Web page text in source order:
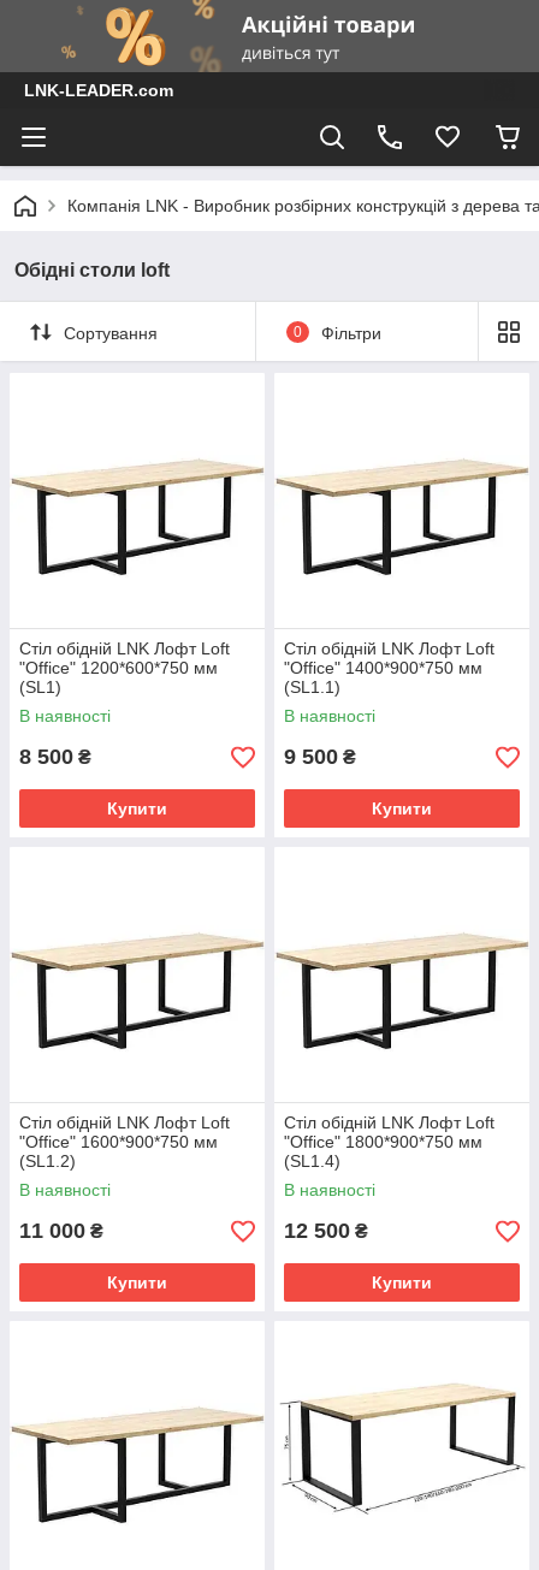
LNK-LEADER.com
Компанія LNK - Виробник розбірних конструкцій з дерева
Обідні столи loft
Сортування 0 Фільтри
Стіл обідній LNK Лофт Loft
"Office" 1200*600*750 мм
(SL1)
В наявності
8 500 ₴
Купити
Стіл обідній LNK Лофт Loft
"Office" 1400*900*750 мм
(SL1.1)
В наявності
9 500 ₴
Купити
Стіл обідній LNK Лофт Loft
"Office" 1600*900*750 мм
(SL1.2)
В наявності
11 000 ₴
Купити
Стіл обідній LNK Лофт Loft
"Office" 1800*900*750 мм
(SL1.4)
В наявності
12 500 ₴
Купити